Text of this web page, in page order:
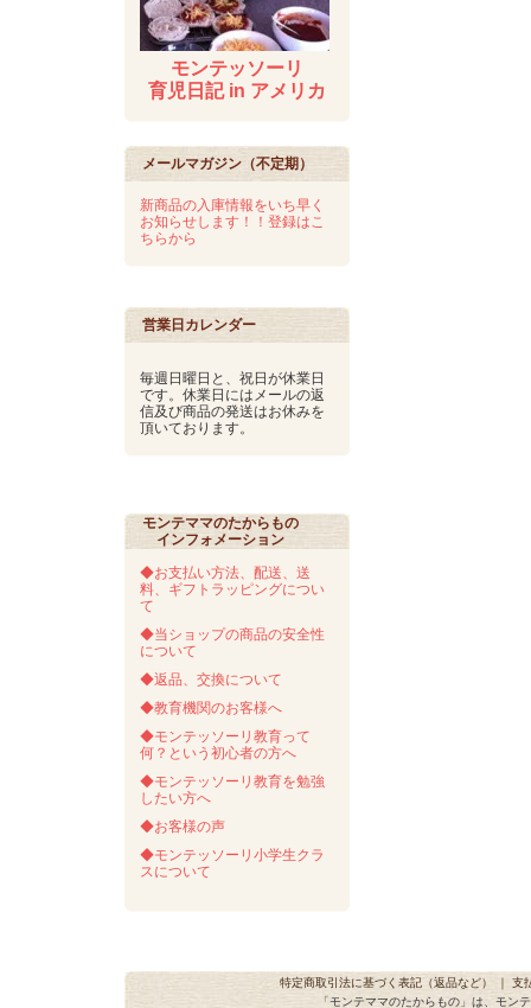
モンテッソーリ
育児日記 in アメリカ
メールマガジン（不定期）
新商品の入庫情報をいち早く
お知らせします！！登録はこ
ちらから
営業日カレンダー
毎週日曜日と、祝日が休業日
です。休業日にはメールの返
信及び商品の発送はお休みを
頂いております。
モンテママのたからもの
インフォメーション
◆お支払い方法、配送、送
料、ギフトラッピングについ
て
◆当ショップの商品の安全性
について
◆返品、交換について
◆教育機関のお客様へ
◆モンテッソーリ教育って
何？という初心者の方へ
◆モンテッソーリ教育を勉強
したい方へ
◆お客様の声
◆モンテッソーリ小学生クラ
スについて
特定商取引法に基づく表記（返品など） ｜ 支
「モンテママのたからもの」は、モン